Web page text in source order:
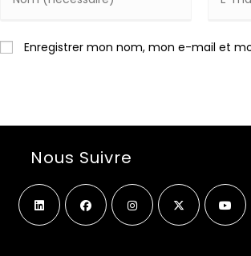
your
your
address
Enregistrer mon nom, mon e-mail et
Nous Suivre